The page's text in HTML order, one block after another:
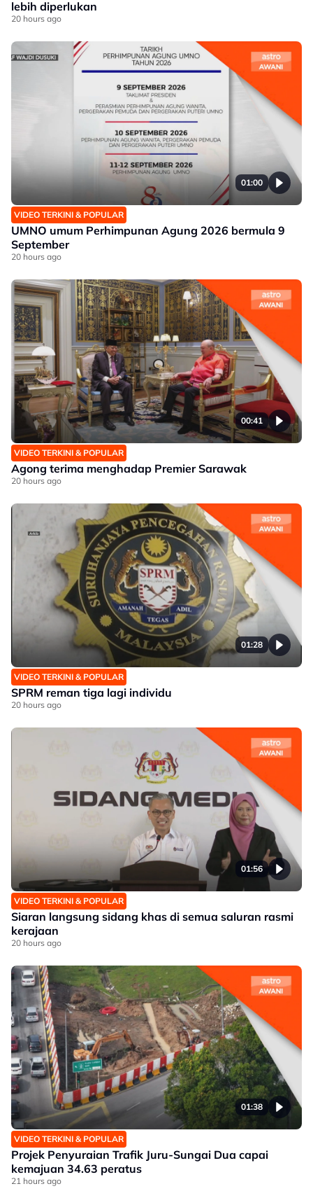
lebih diperlukan
20 hours ago
01:00
VIDEO TERKINI & POPULAR
UMNO umum Perhimpunan Agung 2026 bermula 9
September
20 hours ago
00:41
VIDEO TERKINI & POPULAR
Agong terima menghadap Premier Sarawak
20 hours ago
01:28
VIDEO TERKINI & POPULAR
SPRM reman tiga lagi individu
20 hours ago
01:56
VIDEO TERKINI & POPULAR
Siaran langsung sidang khas di semua saluran rasmi
kerajaan
20 hours ago
01:38
VIDEO TERKINI & POPULAR
Projek Penyuraian Trafik Juru-Sungai Dua capai
kemajuan 34.63 peratus
21 hours ago